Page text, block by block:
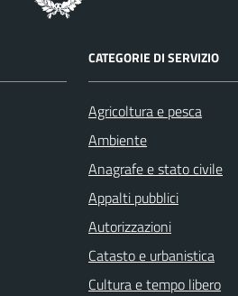
CATEGORIE DI SERVIZIO
Agricoltura e pesca
Ambiente
Anagrafe e stato civile
Appalti pubblici
Autorizzazioni
Catasto e urbanistica
Cultura e tempo libero